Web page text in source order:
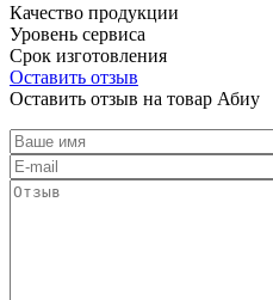
Качество продукции
Уровень сервиса
Срок изготовления
Оставить отзыв
Оставить отзыв на товар Абиу